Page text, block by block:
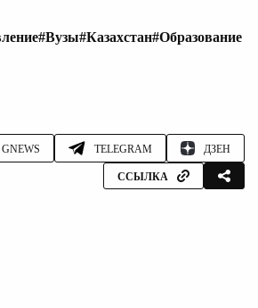
#Вузы#Казахстан#Образование
GNEWS TELEGRAM ДЗЕН
ССЫЛКА